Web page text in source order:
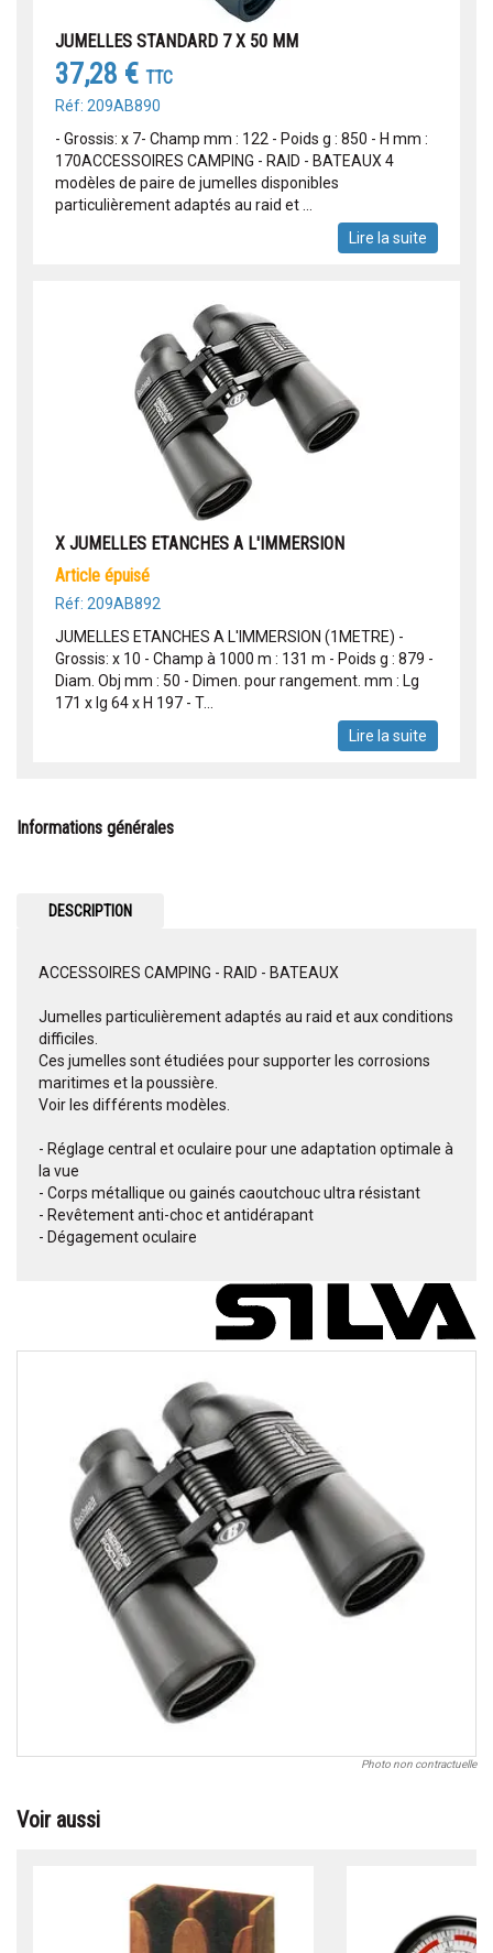
JUMELLES STANDARD 7 X 50 MM
37,28 € TTC
Réf: 209AB890
- Grossis: x 7- Champ mm : 122 - Poids g : 850 - H mm :
170ACCESSOIRES CAMPING - RAID - BATEAUX 4
modèles de paire de jumelles disponibles
particulièrement adaptés au raid et ...
Lire la suite
X JUMELLES ETANCHES A L'IMMERSION
article épuisé
Réf: 209AB892
JUMELLES ETANCHES A L'IMMERSION (1METRE) -
Grossis: x 10 - Champ à 1000 m : 131 m - Poids g : 879 -
Diam. Obj mm : 50 - Dimen. pour rangement. mm : Lg
171 x lg 64 x H 197 - T...
Lire la suite
Informations générales
DESCRIPTION
ACCESSOIRES CAMPING - RAID - BATEAUX
Jumelles particulièrement adaptés au raid et aux conditions
difficiles.
Ces jumelles sont étudiées pour supporter les corrosions
maritimes et la poussière.
Voir les différents modèles.
- Réglage central et oculaire pour une adaptation optimale à
la vue
- Corps métallique ou gainés caoutchouc ultra résistant
- Revêtement anti-choc et antidérapant
- Dégagement oculaire
Photo non contractuelle
Voir aussi